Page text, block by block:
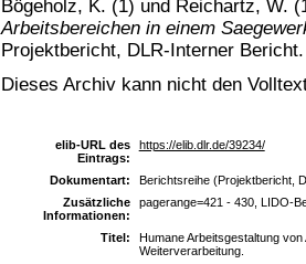
Bögeholz, K. (1) und Reichartz, W.
Arbeitsbereichen in einem
Projektbericht, DLR-Interner
Dieses Archiv kann nicht den
elib-URL des
Eintrags:
https://elib.dlr.de/39234/
Dokumentart:
Berichtsreihe (Projektbericht,
Zusätzliche
Informationen:
pagerange=421 - 430, LIDO-
Titel:
Humane Arbeitsgestaltung
Weiterverarbeitung.